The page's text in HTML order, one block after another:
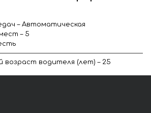
– Автоматическая
– 5
возраст водителя (лет) – 25